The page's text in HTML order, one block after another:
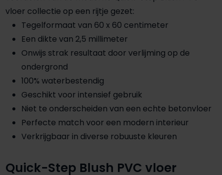
vloer collectie op een rijtje gezet:
Tegelformaat van 60 x 60 centimeter
Een dikte van 2,5 millimeter
Onwijs strak resultaat door verlijming op de
ondergrond
100% waterbestendig
Geschikt voor intensief gebruik
Niet te onderscheiden van een echte betonvloer
Perfecte match voor een modern interieur
Verkrijgbaar in diverse robuuste kleuren
Quick-Step Blush PVC vloer